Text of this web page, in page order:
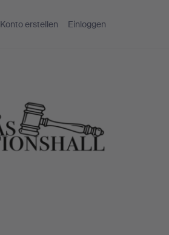
Konto erstellen Einloggen